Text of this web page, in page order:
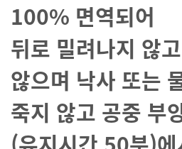
100% 면역되어
뒤로 밀려나지 않
않으며 낙사 또는
죽지 않고 공중 부